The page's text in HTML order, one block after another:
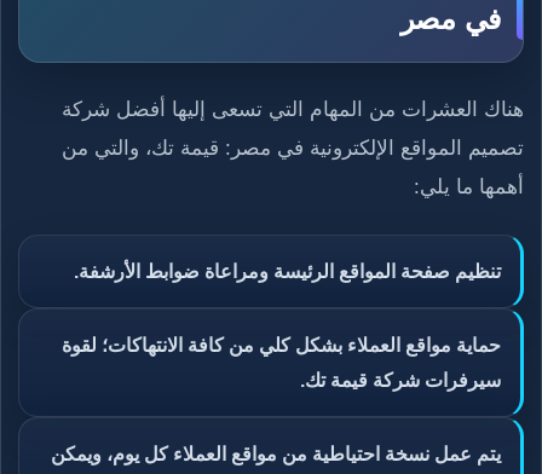
في مصر
هناك العشرات من المهام التي تسعى إليها أفضل شركة
تصميم المواقع الإلكترونية في مصر: قيمة تك، والتي من
أهمها ما يلي:
تنظيم صفحة المواقع الرئيسة ومراعاة ضوابط الأرشفة.
حماية مواقع العملاء بشكل كلي من كافة الانتهاكات؛ لقوة
سيرفرات شركة قيمة تك.
يتم عمل نسخة احتياطية من مواقع العملاء كل يوم، ويمكن